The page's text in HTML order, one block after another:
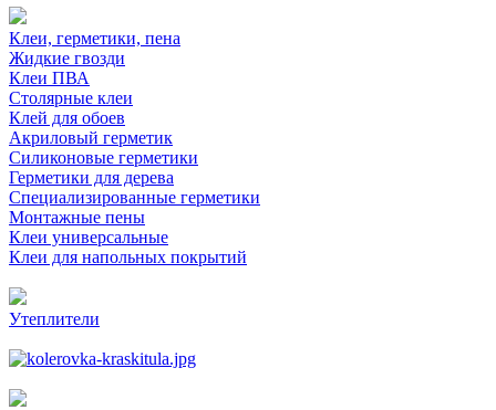
Клеи, герметики, пена
Жидкие гвозди
Клеи ПВА
Столярные клеи
Клей для обоев
Акриловый герметик
Силиконовые герметики
Герметики для дерева
Специализированные герметики
Монтажные пены
Клеи универсальные
Клеи для напольных покрытий
Утеплители